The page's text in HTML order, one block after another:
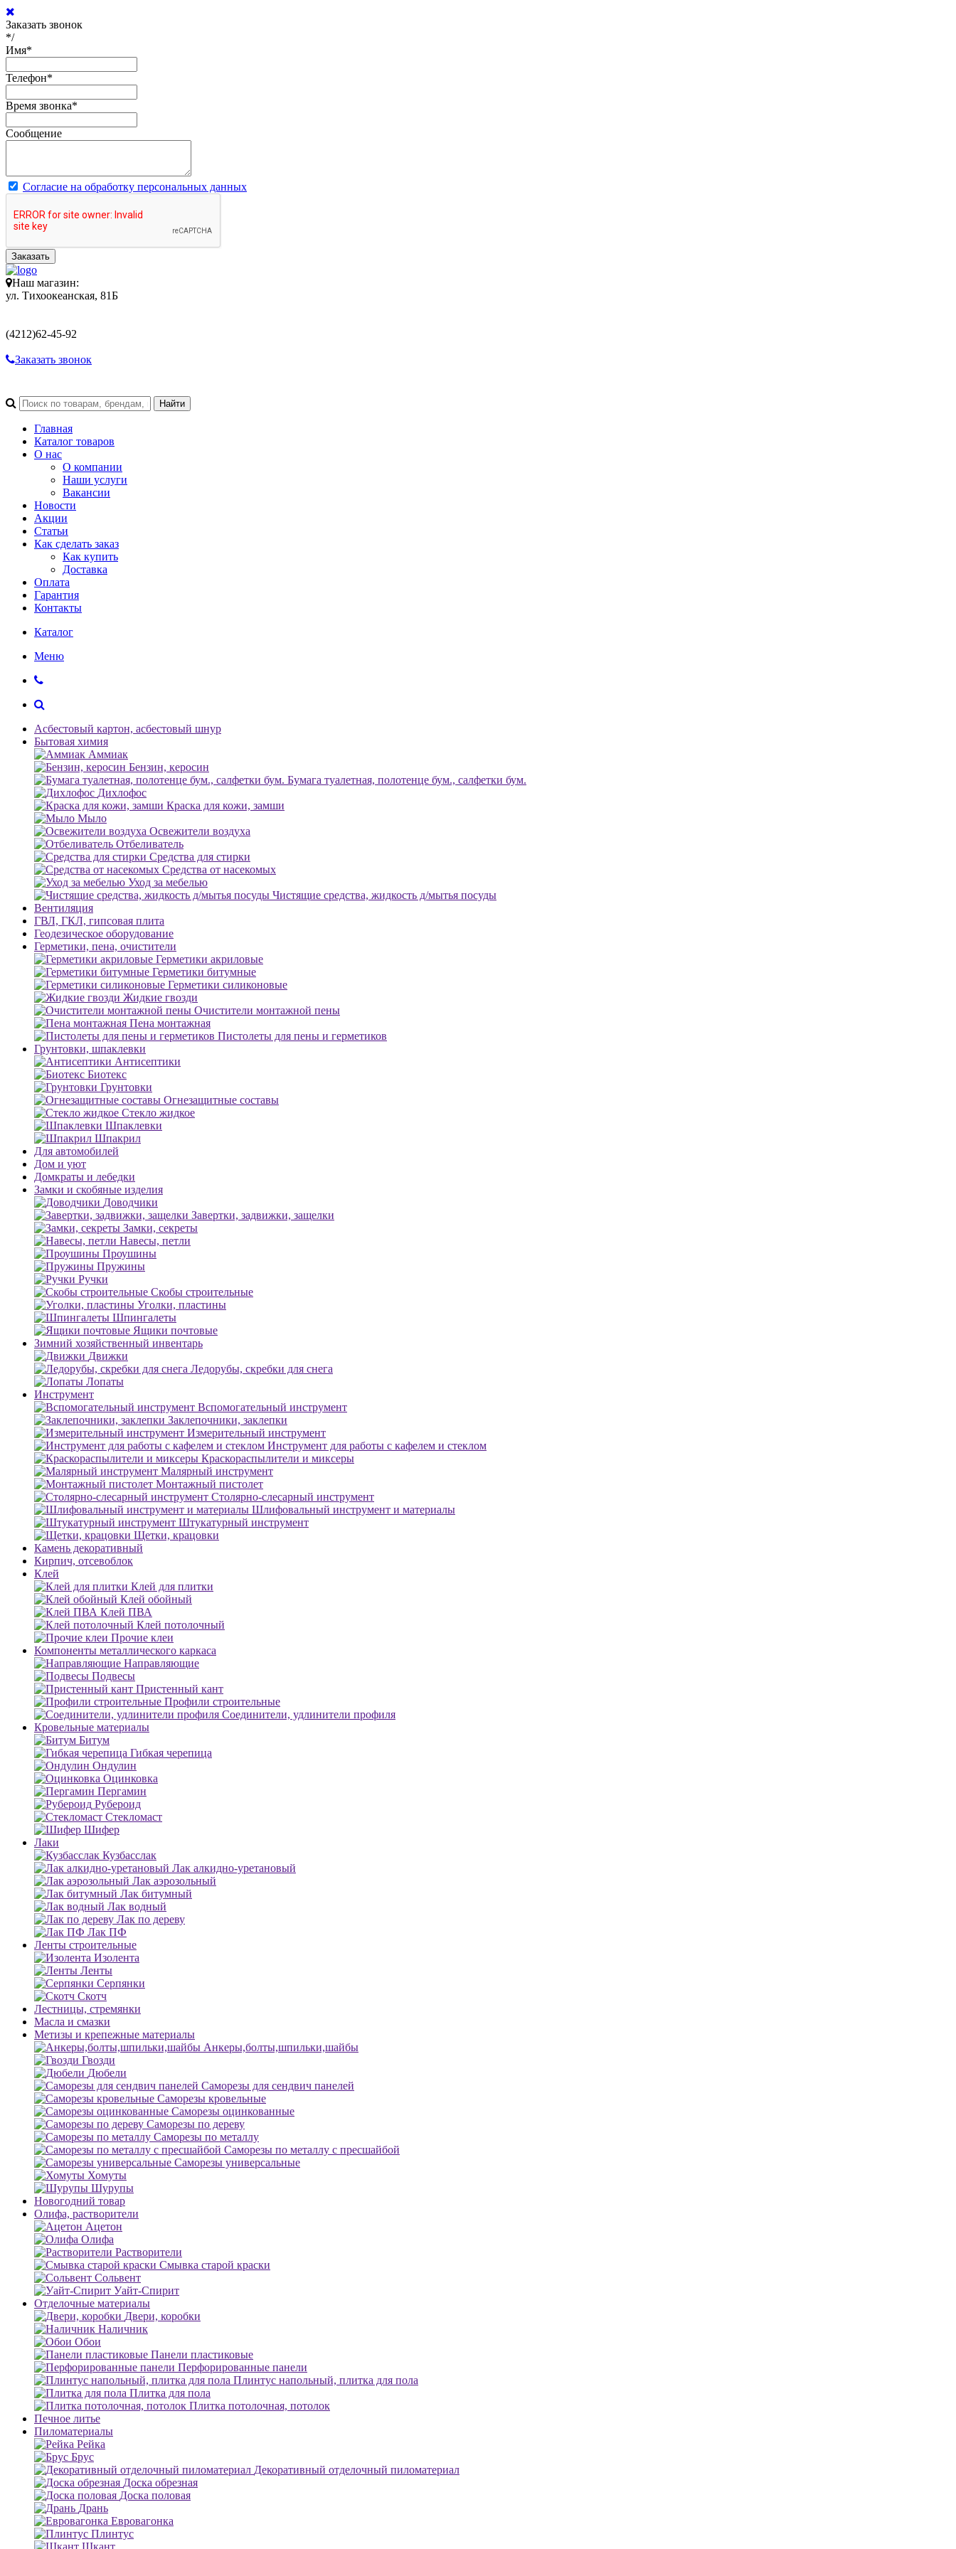
Заказать звонок
*/
Имя*
Телефон*
Время звонка*
Сообщение
Согласие на обработку персональных данных
Заказать
Наш магазин:
ул. Тихоокеанская, 81Б
(4212)62-45-92
Заказать звонок
Главная
Каталог товаров
О нас
О компании
Наши услуги
Вакансии
Новости
Акции
Статьи
Как сделать заказ
Как купить
Доставка
Оплата
Гарантия
Контакты
Каталог
Меню
Асбестовый картон, асбестовый шнур
Бытовая химия
Аммиак
Бензин, керосин
Бумага туалетная, полотенце бум., салфетки бум.
Дихлофос
Краска для кожи, замши
Мыло
Освежители воздуха
Отбеливатель
Средства для стирки
Средства от насекомых
Уход за мебелью
Чистящие средства, жидкость д/мытья посуды
Вентиляция
ГВЛ, ГКЛ, гипсовая плита
Геодезическое оборудование
Герметики, пена, очистители
Герметики акриловые
Герметики битумные
Герметики силиконовые
Жидкие гвозди
Очистители монтажной пены
Пена монтажная
Пистолеты для пены и герметиков
Грунтовки, шпаклевки
Антисептики
Биотекс
Грунтовки
Огнезащитные составы
Стекло жидкое
Шпаклевки
Шпакрил
Для автомобилей
Дом и уют
Домкраты и лебедки
Замки и скобяные изделия
Доводчики
Завертки, задвижки, защелки
Замки, секреты
Навесы, петли
Проушины
Пружины
Ручки
Скобы строительные
Уголки, пластины
Шпингалеты
Ящики почтовые
Зимний хозяйственный инвентарь
Движки
Ледорубы, скребки для снега
Лопаты
Инструмент
Вспомогательный инструмент
Заклепочники, заклепки
Измерительный инструмент
Инструмент для работы с кафелем и стеклом
Краскораспылители и миксеры
Малярный инструмент
Монтажный пистолет
Столярно-слесарный инструмент
Шлифовальный инструмент и материалы
Штукатурный инструмент
Щетки, крацовки
Камень декоративный
Кирпич, отсевоблок
Клей
Клей для плитки
Клей обойный
Клей ПВА
Клей потолочный
Прочие клеи
Компоненты металлического каркаса
Направляющие
Подвесы
Пристенный кант
Профили строительные
Соединители, удлинители профиля
Кровельные материалы
Битум
Гибкая черепица
Ондулин
Оцинковка
Пергамин
Рубероид
Стекломаст
Шифер
Лаки
Кузбасслак
Лак алкидно-уретановый
Лак аэрозольный
Лак битумный
Лак водный
Лак по дереву
Лак ПФ
Ленты строительные
Изолента
Ленты
Серпянки
Скотч
Лестницы, стремянки
Масла и смазки
Метизы и крепежные материалы
Анкеры,болты,шпильки,шайбы
Гвозди
Дюбели
Саморезы для сендвич панелей
Саморезы кровельные
Саморезы оцинкованные
Саморезы по дереву
Саморезы по металлу
Саморезы по металлу с пресшайбой
Саморезы универсальные
Хомуты
Шурупы
Новогодний товар
Олифа, растворители
Ацетон
Олифа
Растворители
Смывка старой краски
Сольвент
Уайт-Спирит
Отделочные материалы
Двери, коробки
Наличник
Обои
Панели пластиковые
Перфорированные панели
Плинтус напольный, плитка для пола
Плитка для пола
Плитка потолочная, потолок
Печное литье
Пиломатериалы
Рейка
Брус
Декоративный отделочный пиломатериал
Доска обрезная
Доска половая
Дрань
Евровагонка
Плинтус
Шкант